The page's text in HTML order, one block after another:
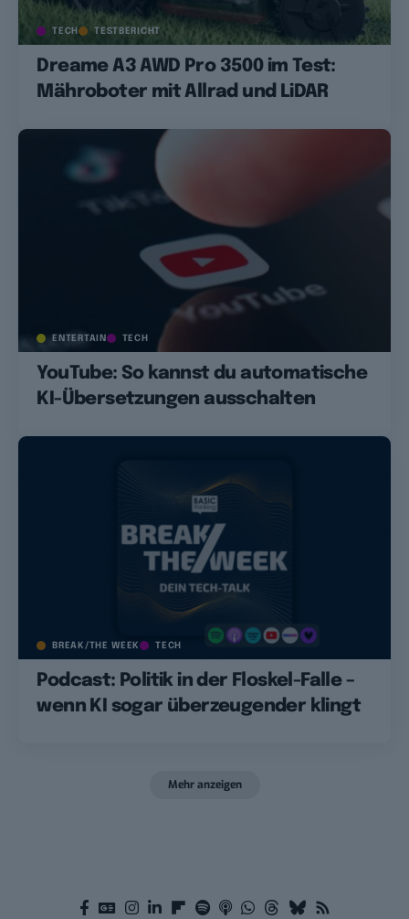
TECH TESTBERICHT
Dreame A3 AWD Pro 3500 im Test:
Mähroboter mit Allrad und LiDAR
ENTERTAIN TECH
YouTube: So kannst du automatische
KI-Übersetzungen ausschalten
BREAK/THE WEEK TECH
Podcast: Politik in der Floskel-Falle –
wenn KI sogar überzeugender klingt
Mehr anzeigen